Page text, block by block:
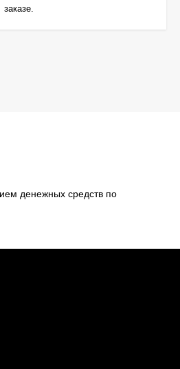
заказе.
денежных средств по